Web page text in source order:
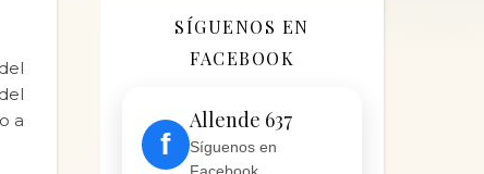
a
SÍGUENOS EN
FACEBOOK
f
Allende 637
Síguenos en